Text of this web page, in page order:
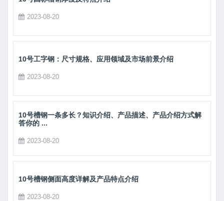
2023-08-20
10号工字钢：尺寸规格、应用领域及市场前景介绍
2023-08-20
10号槽钢一条多长？知识介绍、产品描述、产品介绍方式解
答你的 ...
2023-08-20
10号槽钢侧面高度详解及产品特点介绍
2023-08-20